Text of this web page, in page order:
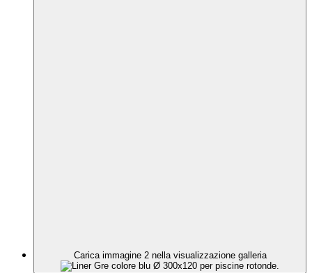
Carica immagine 2 nella visualizzazione galleria